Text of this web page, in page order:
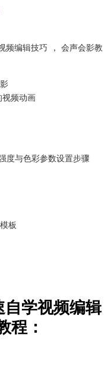
多进步，用会声会影软件做
频编辑技巧 ，
会声会影教
视频动画
度与色彩参数设置步骤
板
自学视频编辑
程：